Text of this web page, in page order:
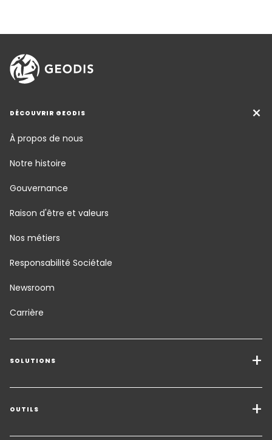
DÉCOUVRIR GEODIS
À propos de nous
Notre histoire
Gouvernance
Raison d'être et valeurs
Nos métiers
Responsabilité Sociétale
Newsroom
Carrière
SOLUTIONS
Transport de marchandises
Solutions de Fret
Entreposage - Logistique à valeur ajoutée
OUTILS
Demander un devis